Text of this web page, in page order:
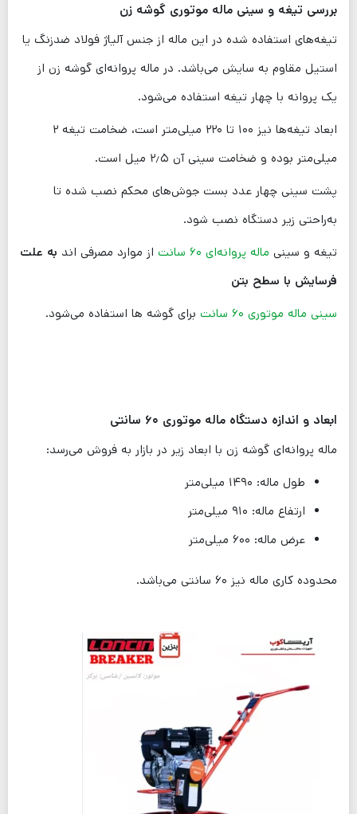
بررسی تیغه و سینی ماله موتوری گوشه زن
تیغه‌های استفاده شده در این ماله از جنس آلیاژ فولاد ضدزنگ یا
استیل مقاوم به سایش می‌باشد. در ماله پروانه‌ای گوشه زن از
یک پروانه با چهار تیغه استفاده می‌شود.
ابعاد تیغه‌ها نیز ۱۰۰ تا ۲۲۰ میلی‌متر است، ضخامت تیغه ۲
میلی‌متر بوده و ضخامت سینی آن ۲٫۵ میل است.
پشت سینی چهار عدد بست جوش‌های محکم نصب شده تا
به‌راحتی زیر دستگاه نصب شود.
تیغه و سینی ماله پروانه‌ای ۶۰ سانت از موارد مصرفی اند به علت
فرسایش با سطح بتن
سینی ماله موتوری ۶۰ سانت
برای گوشه ها استفاده می‌شود.
ابعاد و اندازه دستگاه ماله موتوری ۶۰ سانتی
ماله پروانه‌ای گوشه زن با ابعاد زیر در بازار به فروش می‌رسد:
طول ماله: ۱۴۹۰ میلی‌متر
ارتفاع ماله: ۹۱۰ میلی‌متر
عرض ماله: ۶۰۰ میلی‌متر
محدوده کاری ماله نیز ۶۰ سانتی می‌باشد.